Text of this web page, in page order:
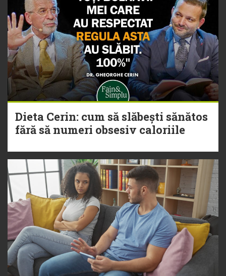
Dieta Cerin: cum să slăbești sănătos
fără să numeri obsesiv caloriile